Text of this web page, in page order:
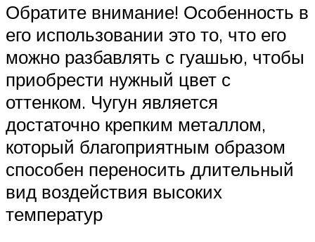
Обратите внимание! Особенность в
его использовании это то, что его
можно разбавлять с гуашью, чтобы
приобрести нужный цвет с
оттенком. Чугун является
достаточно крепким металлом,
который благоприятным образом
способен переносить длительный
вид воздействия высоких
температур